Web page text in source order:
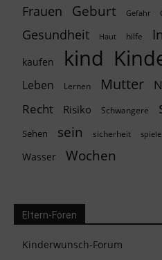
Frauen Geburt Gefahr
Gesundheit
Haut hilfe
kaufen kind
Leben Lernen Mutter
Recht Risiko Schwangere
Sehen sein sicherheit
Wasser Wochen
Eltern-Foren
Kinderwunsch-Forum